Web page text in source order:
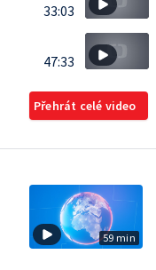
33:03
47:33
Přehrát celé video
59 min